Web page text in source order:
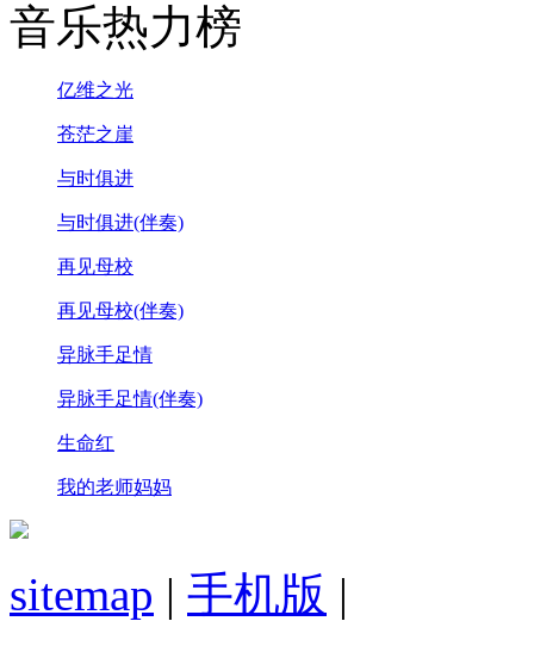
音乐热力榜
亿维之光
苍茫之崖
与时俱进
与时俱进(伴奏)
再见母校
再见母校(伴奏)
异脉手足情
异脉手足情(伴奏)
生命红
我的老师妈妈
sitemap | 手机版 |